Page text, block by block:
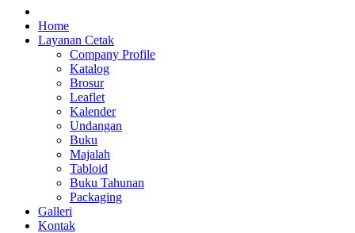
Jasa Cetak Online DMG Printing
Home
Layanan Cetak
Company Profile
Katalog
Brosur
Leaflet
Kalender
Undangan
Buku
Majalah
Tabloid
Buku Tahunan
Packaging
Galleri
Kontak